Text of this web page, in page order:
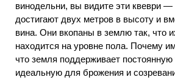
винодельни, вы видите эти квеври —
достигают двух метров в высоту и
вина. Они вкопаны в землю так, что
находится на уровне пола. Почему
что земля поддерживает постоянную
идеальную для брожения и